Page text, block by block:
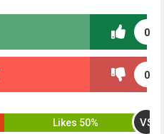
0
0
50% Likes VS